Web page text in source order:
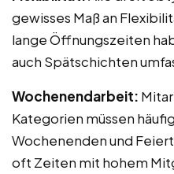
gewisses Maß an
lange Öffnungszeiten
auch Spätschichten
Wochenendarbeit:
Kategorien müssen
Wochenenden und
oft Zeiten mit hohem